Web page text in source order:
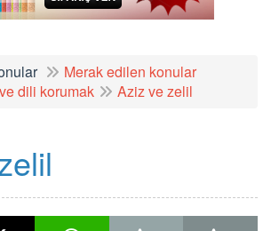
Merak edilen konular
dili korumak
Aziz ve zelil